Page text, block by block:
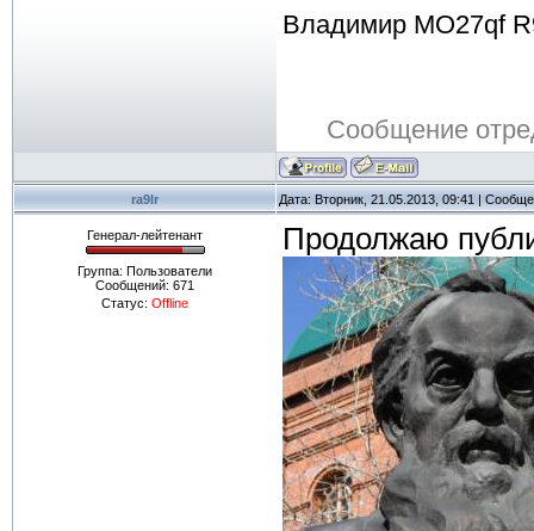
Владимир MO27qf
Сообщение
ra9lr Дата: Вторник, 21.05.2013, 09:41 |
Генерал-лейтенант
Группа: Пользователи
Сообщений: 671
Статус: Offline
Продолжаю